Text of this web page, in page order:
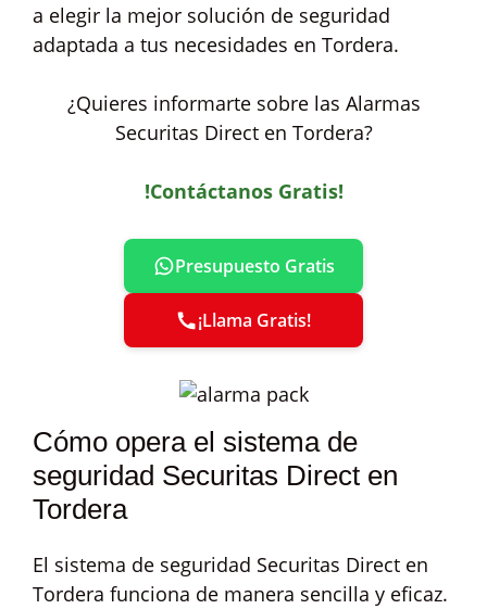
a elegir la mejor solución de seguridad
adaptada a tus necesidades en Tordera.
¿Quieres informarte sobre las Alarmas
Securitas Direct en Tordera?
!Contáctanos Gratis!
Presupuesto Gratis
¡Llama Gratis!
Cómo opera el sistema de
seguridad Securitas Direct en
Tordera
El sistema de seguridad Securitas Direct en
Tordera funciona de manera sencilla y eficaz.